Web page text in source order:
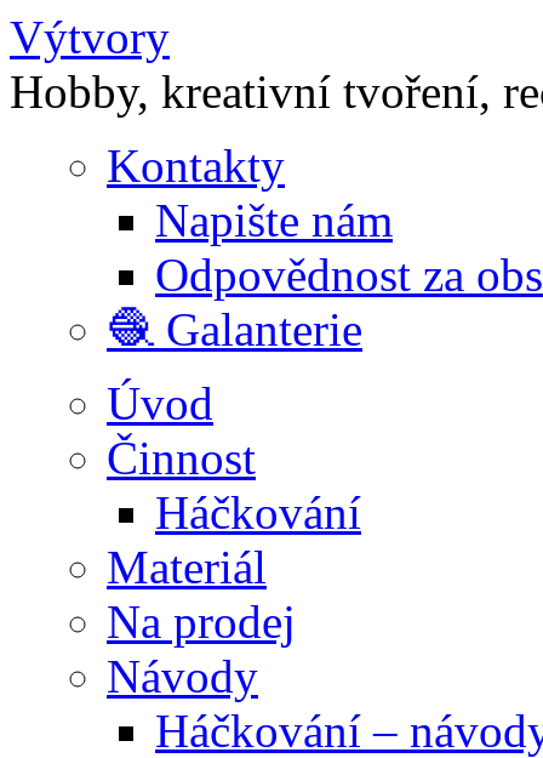
Výtvory
Hobby, kreativní tvoření,
Kontakty
Napište nám
Odpovědnost za
🧶 Galanterie
Úvod
Činnost
Háčkování
Materiál
Na prodej
Návody
Háčkování –